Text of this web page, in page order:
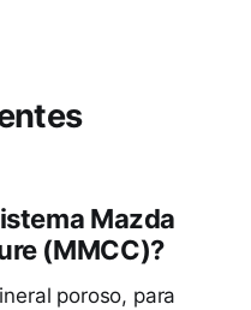
Mazda
(MMCC)?
poroso, para